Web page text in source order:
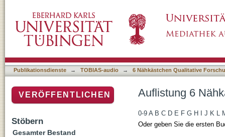
Publikationsdienste → TOBIAS-audio → 6 Nähkästchen Qualitative
Auflistung 6
0-9 A B C D E F G H J K L
Oder geben Sie die ersten
VERÖFFENTLICHEN
Stöbern
Gesamter Bestand